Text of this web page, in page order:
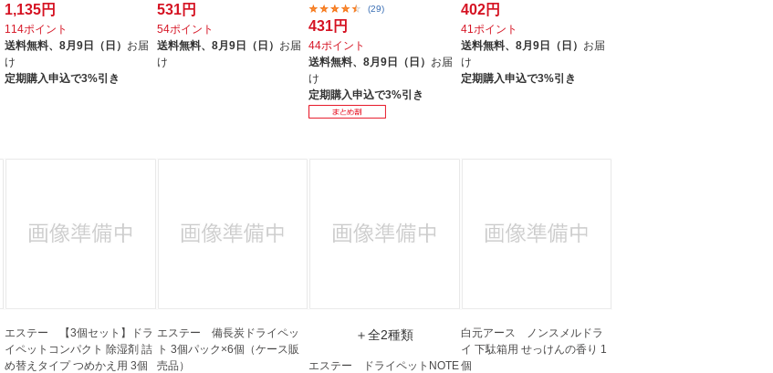
1,135円
114ポイント
送料無料、8月9日（日） お届
け
定期購入申込で3%引き
531円
54ポイント
送料無料、 8月9日（日） お届
け
(29)
431円
44ポイント
送料無料、8月9日（日） お届
け
定期購入申込で3%引き
402円
41ポイント
送料無料、 8月9日（日） お届
け
定期購入申込で3%引き
エステー 【3個セット】ドラ
イペットコンパクト 除湿剤 詰
め替えタイプ つめかえ用 3個
エステー 備長炭ドライペッ
ト 3個パック×6個（ケース販
売品）
＋全2種類
エステー ドライペットNOTE
白元アース ノンスメルドラ
イ 下駄箱用 せっけんの香り 1
個